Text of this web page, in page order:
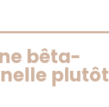
bêta-
plutôt